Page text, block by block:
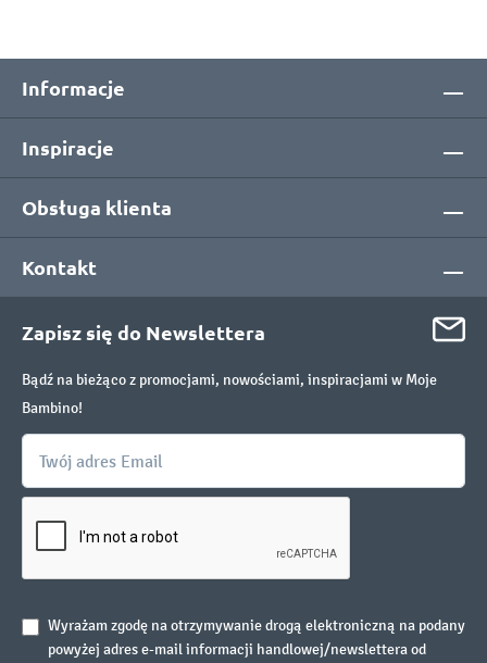
Informacje
Inspiracje
Obsługa klienta
Kontakt
Zapisz się do Newslettera
Bądź na bieżąco z promocjami, nowościami, inspiracjami w Moje
Bambino!
Wyrażam zgodę na otrzymywanie drogą elektroniczną na podany
powyżej adres e-mail informacji handlowej/newslettera od